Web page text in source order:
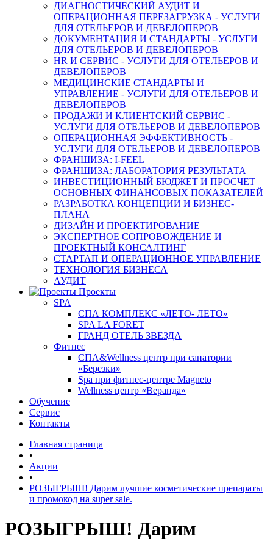
ДИАГНОСТИЧЕСКИЙ АУДИТ И
ОПЕРАЦИОННАЯ ПЕРЕЗАГРУЗКА - УСЛУГИ
ДЛЯ ОТЕЛЬЕРОВ И ДЕВЕЛОПЕРОВ
ДОКУМЕНТАЦИЯ И СТАНДАРТЫ - УСЛУГИ
ДЛЯ ОТЕЛЬЕРОВ И ДЕВЕЛОПЕРОВ
HR И СЕРВИС - УСЛУГИ ДЛЯ ОТЕЛЬЕРОВ И
ДЕВЕЛОПЕРОВ
МЕДИЦИНСКИЕ СТАНДАРТЫ И
УПРАВЛЕНИЕ - УСЛУГИ ДЛЯ ОТЕЛЬЕРОВ И
ДЕВЕЛОПЕРОВ
ПРОДАЖИ И КЛИЕНТСКИЙ СЕРВИС -
УСЛУГИ ДЛЯ ОТЕЛЬЕРОВ И ДЕВЕЛОПЕРОВ
ОПЕРАЦИОННАЯ ЭФФЕКТИВНОСТЬ -
УСЛУГИ ДЛЯ ОТЕЛЬЕРОВ И ДЕВЕЛОПЕРОВ
ФРАНШИЗА: I-FEEL
ФРАНШИЗА: ЛАБОРАТОРИЯ РЕЗУЛЬТАТА
ИНВЕСТИЦИОННЫЙ БЮДЖЕТ И ПРОСЧЕТ
ОСНОВНЫХ ФИНАНСОВЫХ ПОКАЗАТЕЛЕЙ
РАЗРАБОТКА КОНЦЕПЦИИ И БИЗНЕС-
ПЛАНА
ДИЗАЙН И ПРОЕКТИРОВАНИЕ
ЭКСПЕРТНОЕ СОПРОВОЖДЕНИЕ И
ПРОЕКТНЫЙ КОНСАЛТИНГ
СТАРТАП И ОПЕРАЦИОННОЕ УПРАВЛЕНИЕ
ТЕХНОЛОГИЯ БИЗНЕСА
АУДИТ
Проекты
SPA
СПА КОМПЛЕКС «ЛЕТО- ЛЕТО»
SPA LA FORET
ГРАНД ОТЕЛЬ ЗВЕЗДА
Фитнес
СПА&Wellness центр при санатории
«Березки»
Spa при фитнес-центре Magneto
Wellness центр «Веранда»
Обучение
Сервис
Контакты
Главная страница
•
Акции
•
РОЗЫГРЫШ! Дарим лучшие косметические препараты
и промокод на super sale.
РОЗЫГРЫШ! Дарим